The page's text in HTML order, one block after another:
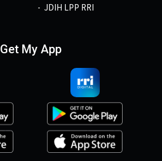
JDIH LPP RRI
Get My App